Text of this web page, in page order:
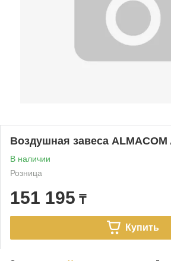
Воздушная завеса ALMACOM
В наличии
Розница
151 195 ₸
Купить